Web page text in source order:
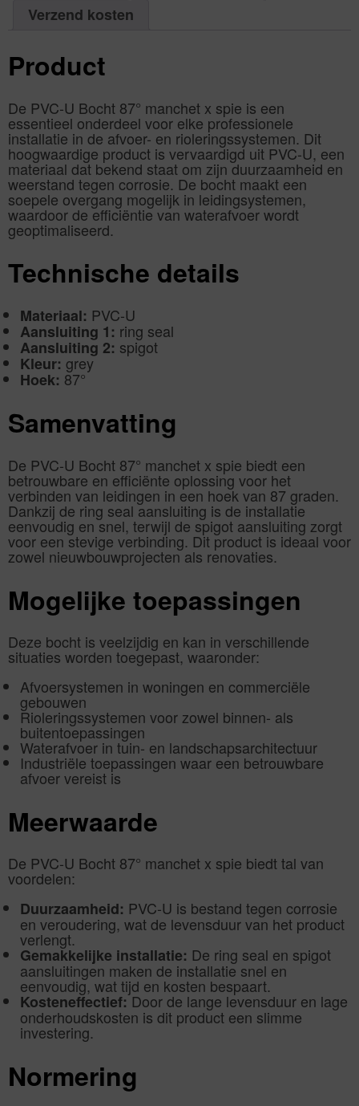
AantalVerzend kosten
Product
De PVC-U Bocht 87° manchet x spie is een
essentieel onderdeel voor elke professionele
installatie in de afvoer- en rioleringssystemen. Dit
hoogwaardige product is vervaardigd uit PVC-U, een
materiaal dat bekend staat om zijn duurzaamheid en
weerstand tegen corrosie. De bocht maakt een
soepele overgang mogelijk in leidingsystemen,
waardoor de efficiëntie van waterafvoer wordt
geoptimaliseerd.
Technische details
Materiaal: PVC-U
Aansluiting 1: ring seal
Aansluiting 2: spigot
Kleur: grey
Hoek: 87°
Samenvatting
De PVC-U Bocht 87° manchet x spie biedt een
betrouwbare en efficiënte oplossing voor het
verbinden van leidingen in een hoek van 87 graden.
Dankzij de ring seal aansluiting is de installatie
eenvoudig en snel, terwijl de spigot aansluiting zorgt
voor een stevige verbinding. Dit product is ideaal voor
zowel nieuwbouwprojecten als renovaties.
Mogelijke toepassingen
Deze bocht is veelzijdig en kan in verschillende
situaties worden toegepast, waaronder:
Afvoersystemen in woningen en commerciële
gebouwen
Rioleringssystemen voor zowel binnen- als
buitentoepassingen
Waterafvoer in tuin- en landschapsarchitectuur
Industriële toepassingen waar een betrouwbare
afvoer vereist is
Meerwaarde
De PVC-U Bocht 87° manchet x spie biedt tal van
voordelen:
Duurzaamheid: PVC-U is bestand tegen corrosie
en veroudering, wat de levensduur van het product
verlengt.
Gemakkelijke installatie: De ring seal en spigot
aansluitingen maken de installatie snel en
eenvoudig, wat tijd en kosten bespaart.
Kosteneffectief:Door de lange levensduur en lage
onderhoudskosten is dit product een slimme
investering.
Normering